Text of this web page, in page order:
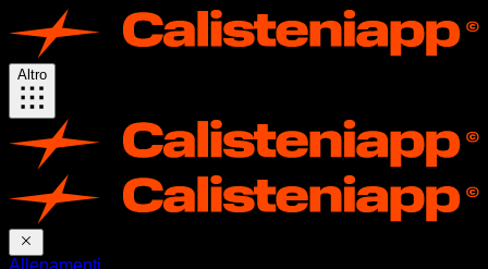
Altro